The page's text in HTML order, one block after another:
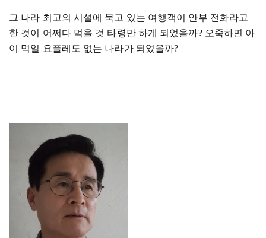
그 나라 최고의 시설에 묵고 있는 여행객이 안부 전화라고
한 것이 어쩌다 먹을 것 타령만 하게 되었을까? 오죽하면 아
이 먹일 요플레도 없는 나라가 되었을까?